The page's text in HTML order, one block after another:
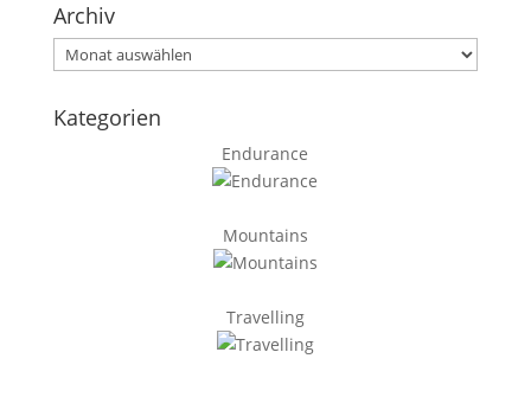
Archiv
Archiv
Kategorien
Endurance
Mountains
Travelling